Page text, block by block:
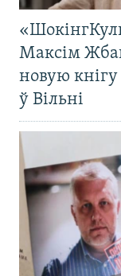
Максім
новую
ў Вільні